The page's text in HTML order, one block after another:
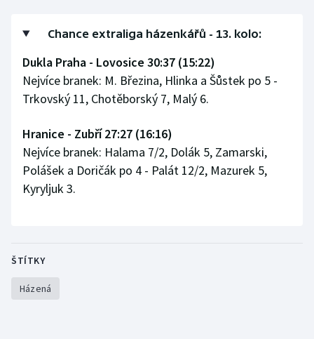
Olympijské hry
Plavání
Plážový volejbal
Rychlostní kanoistika
Chance extraliga házenkářů - 13. kolo:
Dukla Praha - Lovosice 30:37 (15:22)
Nejvíce branek: M. Březina, Hlinka a Šůstek po 5 -
Trkovský 11, Chotěborský 7, Malý 6.
Hranice - Zubří 27:27 (16:16)
Nejvíce branek: Halama 7/2, Dolák 5, Zamarski,
Polášek a Doričák po 4 - Palát 12/2, Mazurek 5,
Kyryljuk 3.
ŠTÍTKY
Házená